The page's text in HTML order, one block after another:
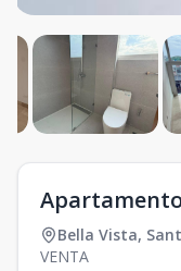
Bella Vista,
VENTA